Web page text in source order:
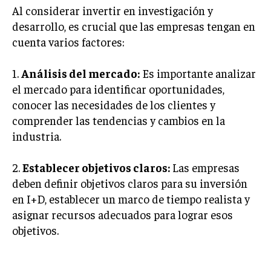
GESTIÓN DE OPERACIONES Y CADENA DE
SUMINISTRO
LOGÍSTICA EMPRESARIAL
CALIDAD Y MEJORA CONTINUA
TALENTOS
RECURSOS HUMANOS Y GESTIÓN DEL
TALENTO
RECLUTAMIENTO Y SELECCIÓN
DESARROLLO DE PERSONAL
GESTIÓN DEL DESEMPEÑO
CULTURA Y CLIMA ORGANIZACIONAL
Al considerar invertir en investigación y
desarrollo, es crucial que las empresas tengan en
cuenta varios factores:
1.Análisis del mercado: Es importante analizar
el mercado para identificar oportunidades,
conocer las necesidades de los clientes y
comprender las tendencias y cambios en la
industria.
2.Establecer objetivos claros: Las empresas
deben definir objetivos claros para su inversión
en I+D, establecer un marco de tiempo realista y
asignar recursos adecuados para lograr esos
objetivos.